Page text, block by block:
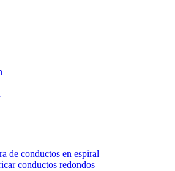
de conductos en espiral
conductos redondos